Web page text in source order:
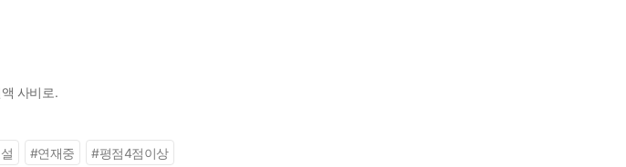
사비로.
#연재중 #평점4점이상